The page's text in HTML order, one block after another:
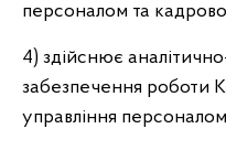
персоналом та
4) здійснює
забезпечення роботи
управління